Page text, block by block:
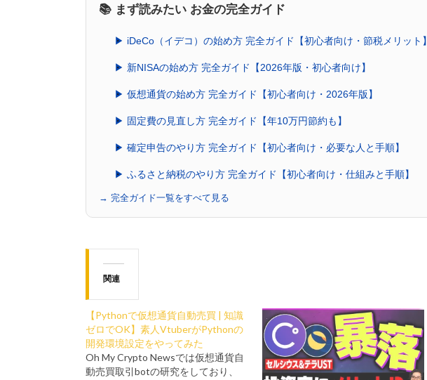
📚 まず読みたい お金の完全ガイド
▶ iDeCo（イデコ）の始め方 完全ガイド【初心者向け・節税メリット】
▶ 新NISAの始め方 完全ガイド【2026年版・初心者向け】
▶ 仮想通貨の始め方 完全ガイド【初心者向け・2026年版】
▶ 固定費の見直し方 完全ガイド【年10万円節約も】
▶ 確定申告のやり方 完全ガイド【初心者向け・必要な人と手順】
▶ ふるさと納税のやり方 完全ガイド【初心者向け・仕組みと手順】
→ 完全ガイド一覧をすべて見る
関連
【Pythonで仮想通貨自動売買 | 知識
ゼロでOK】素人VtuberがPythonの
開発環境設定をやってみた
Oh My Crypto Newsでは仮想通貨自
動売買取引botの研究をしており、